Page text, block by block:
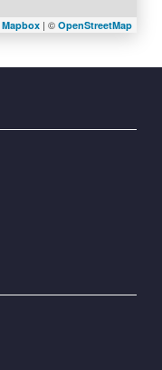
Mapbox | © OpenStreetMap